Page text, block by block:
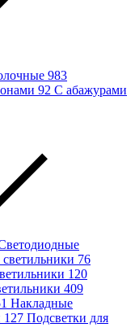
983
92 С абажурами
76
120
409
Накладные
127 Подсветки для